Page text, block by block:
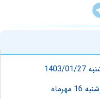
27